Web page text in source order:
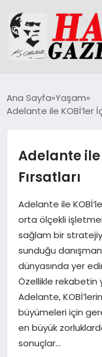
EĞITIM
EKONOMI
SAĞLIK
SIYASET
TEKNOLOJI
Ana Sayfa Yaşam
Adelante ile KOBİ’ler
Adelante ile
Fırsatları
Adelante ile
orta ölçekli
sağlam bir
sunduğu
dünyasında yer
Özellikle rekabetin
Adelante,
büyümeleri için
en büyük
sonuçlar…